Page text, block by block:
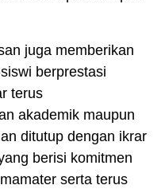
juga memberikan
berprestasi
terus
akademik maupun
ditutup dengan ikrar
berisi komitmen
serta terus